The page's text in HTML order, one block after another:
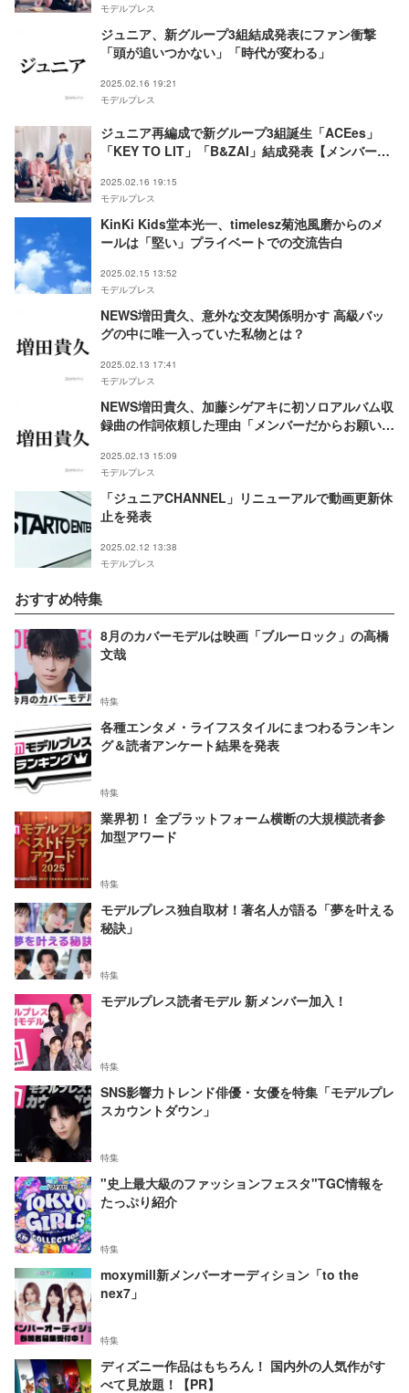
モデルプレス
ジュニア、新グループ3組結成発表にファン衝撃
「頭が追いつかない」「時代が変わる」
2025.02.16 19:21
モデルプレス
ジュニア再編成で新グループ3組誕生「ACEes」
「KEY TO LIT」「B&ZAI」結成発表【メンバー一
2025.02.16 19:15
モデルプレス
KinKi Kids堂本光一、timelesz菊池風磨からのメ
ールは「堅い」プライベートでの交流告白
2025.02.15 13:52
モデルプレス
NEWS増田貴久、意外な交友関係明かす 高級バッ
グの中に唯一入っていた私物とは？
2025.02.13 17:41
モデルプレス
NEWS増田貴久、加藤シゲアキに初ソロアルバム収
録曲の作詞依頼した理由「メンバーだからお願いし
2025.02.13 15:09
モデルプレス
「ジュニアCHANNEL」リニューアルで動画更新休
止を発表
2025.02.12 13:38
モデルプレス
おすすめ特集
8月のカバーモデルは映画「ブルーロック」の高橋
文哉
特集
各種エンタメ・ライフスタイルにまつわるランキン
グ＆読者アンケート結果を発表
特集
業界初！ 全プラットフォーム横断の大規模読者参
加型アワード
特集
モデルプレス独自取材！著名人が語る「夢を叶える
秘訣」
特集
モデルプレス読者モデル 新メンバー加入！
特集
SNS影響力トレンド俳優・女優を特集「モデルプレ
スカウントダウン」
特集
"史上最大級のファッションフェスタ"TGC情報を
たっぷり紹介
特集
moxymill新メンバーオーディション「to the
nex7」
特集
ディズニー作品はもちろん！ 国内外の人気作がす
べて見放題！【PR】